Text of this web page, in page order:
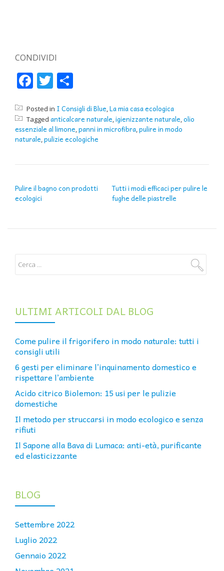
CONDIVIDI
FacebookTwitter
Posted in I Consigli di Blue La mia casa ecologica
Tagged anticalcare naturale igienizzante naturale olio
essenziale al limone panni in microfibra pulire in modo
naturale pulizie ecologiche
Pulire il bagno con prodotti
ecologici
Tutti i modi efficaci per pulire le
fughe delle piastrelle
ULTIMI ARTICOLI DAL BLOG
Come pulire il frigorifero in modo naturale: tutti i
consigli utili
6 gesti per eliminare l’inquinamento domestico e
rispettare l’ambiente
Acido citrico Biolemon: 15 usi per le pulizie
domestiche
Il metodo per struccarsi in modo ecologico e senza
rifiuti
Il Sapone alla Bava di Lumaca: anti-età, purificante
ed elasticizzante
BLOG
Settembre 2022
Luglio 2022
Gennaio 2022